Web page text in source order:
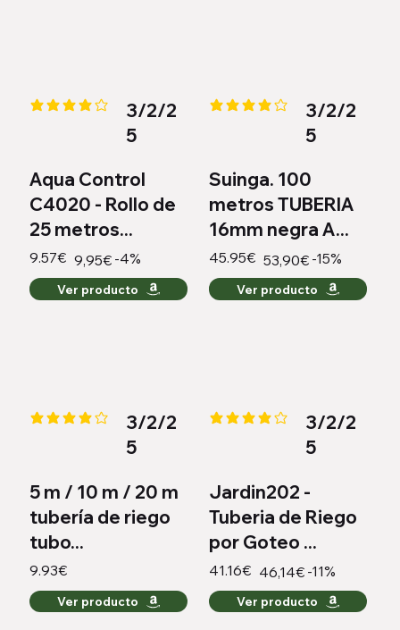
la calificación promedio es 4.1 de 5
3/2/2
5
Aqua Control
C4020 - Rollo de
25 metros...
9.57€ 9,95€ -4%
Ver producto
la calificación promedio es 4 de
3/2/2
5
Suinga. 100
metros TUBERIA
16mm negra A...
45.95€ 53,90€ -15%
Ver producto
la calificación promedio es 3.9 de 5
3/2/2
5
5 m / 10 m / 20 m
tubería de riego
tubo...
9.93€
Ver producto
la calificación promedio es 4 de
3/2/2
5
Jardin202 -
Tuberia de Riego
por Goteo ...
41.16€ 46,14€ -11%
Ver producto